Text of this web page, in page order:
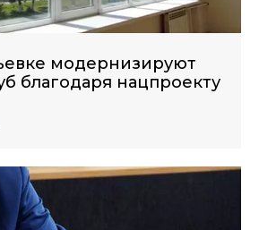
модернизируют
благодаря нацпроекту